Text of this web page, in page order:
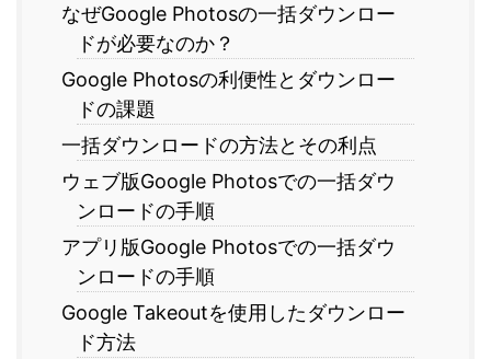
なぜGoogle Photosの一括ダウンロー
ドが必要なのか？
Google Photosの利便性とダウンロー
ドの課題
一括ダウンロードの方法とその利点
ウェブ版Google Photosでの一括ダウ
ンロードの手順
アプリ版Google Photosでの一括ダウ
ンロードの手順
Google Takeoutを使用したダウンロー
ド方法